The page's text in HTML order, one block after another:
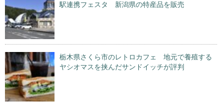
駅連携フェスタ 新潟県の特産品を販売
栃木県さくら市のレトロカフェ 地元で養殖する
ヤシオマスを挟んだサンドイッチが評判